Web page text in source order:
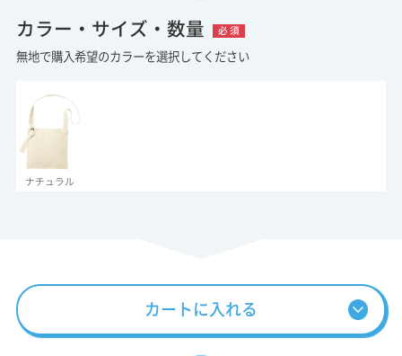
カラー・サイズ・数量 必 須
無地で購入希望のカラーを選択してください
ナチュラル
カートに入れる